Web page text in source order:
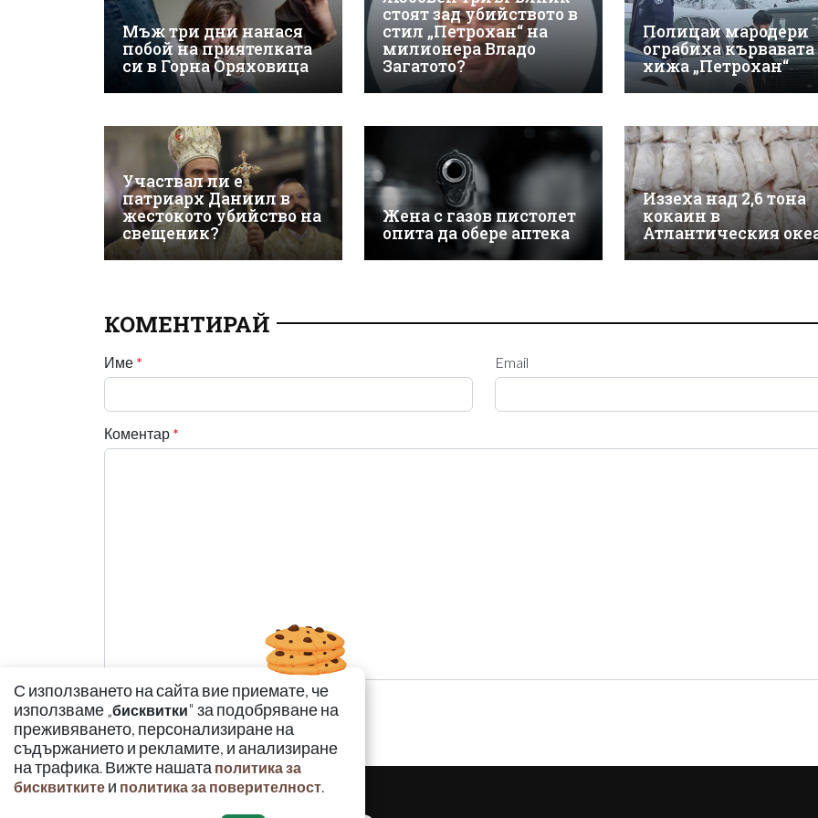
Мъж три дни нанася
побой на приятелката
си в Горна Оряховица
стоят зад убийството в
стил „Петрохан“ на
милионера Владо
Загатото?
Полицаи мародери
ограбиха кървавата
хижа „Петрохан“
Участвал ли е
патриарх Даниил в
жестокото убийство на
свещеник?
Жена с газов пистолет
опита да обере аптека
Иззеха над 2,6 тона
кокаин в
Атлантическия
КОМЕНТИРАЙ
Име * Email
Коментар *
С използването на сайта вие приемате, че
използваме „бисквитки" за подобряване на
преживяването, персонализиране на
съдържанието и рекламите, и анализиране
на трафика. Вижте нашата политика за
бисквитките и политика за поверителност.